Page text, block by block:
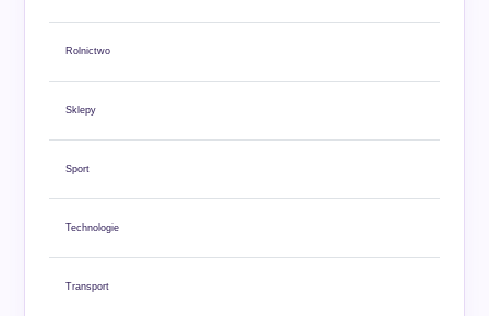
Rolnictwo
Sklepy
Sport
Technologie
Transport